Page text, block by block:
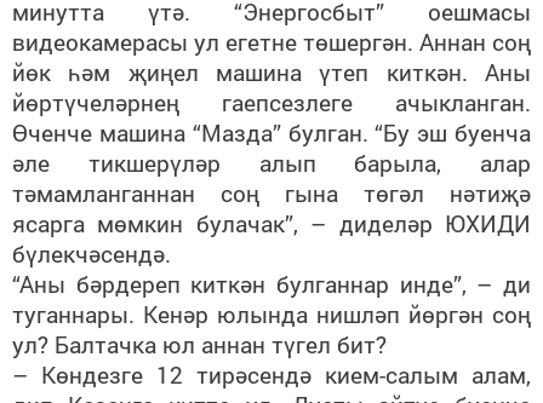
минутта үтә. “Энергосбыт” оешмасы
видеокамерасы ул егетне төшергән. Аннан соң
йөк һәм җиңел машина үтеп киткән. Аны
йөртүчеләрнең гаепсезлеге ачыкланган.
Өченче машина “Мазда” булган. “Бу эш буенча
әле тикшерүләр алып барыла, алар
тәмамланганнан соң гына төгәл нәтиҗә
ясарга мөмкин булачак”, – диделәр ЮХИДИ
бүлекчәсендә.
“Аны бәрдереп киткән булганнар инде”, – ди
туганнары. Кенәр юлында нишләп йөргән соң
ул? Балтачка юл аннан түгел бит?
– Көндезге 12 тирәсендә кием-салым алам,